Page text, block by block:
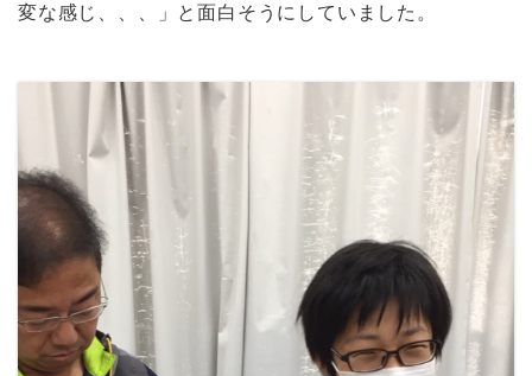
変な感じ、、、」と面白そうにしていました。